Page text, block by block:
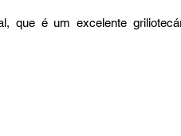
que é um excelente